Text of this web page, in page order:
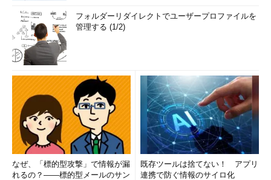
フォルダーリダイレクトでユーザープロファイルを
管理する (1/2)
なぜ、「標的型攻撃」で情報が漏
れるの？――標的型メールのサン
既存ツールは捨てない！ アプリ
連携で防ぐ情報のサイロ化